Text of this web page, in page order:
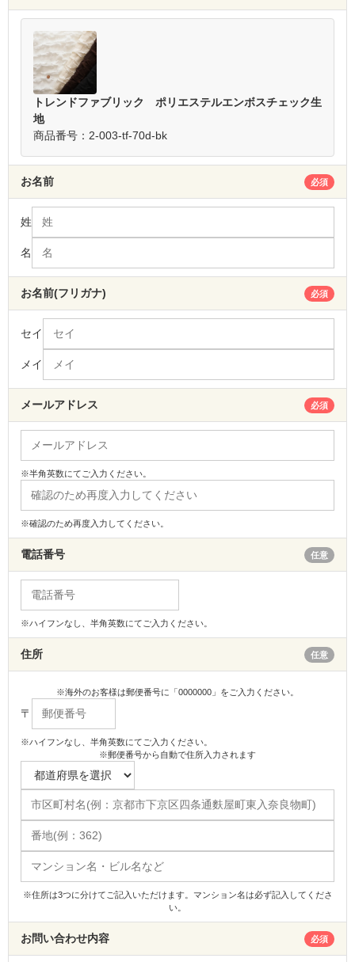
トレンドファブリック ポリエステルエンボスチェック生
地
商品番号：2-003-tf-70d-bk
お名前 必須
姓
名
お名前(フリガナ) 必須
セイ
メイ
メールアドレス 必須
※半角英数にてご入力ください。
※確認のため再度入力してください。
電話番号 任意
※ハイフンなし、半角英数にてご入力ください。
住所 任意
※海外のお客様は郵便番号に「0000000」をご入力ください。
〒
※ハイフンなし、半角英数にてご入力ください。
※郵便番号から自動で住所入力されます
※住所は3つに分けてご記入いただけます。マンション名は必ず記入してくださ
い。
お問い合わせ内容 必須